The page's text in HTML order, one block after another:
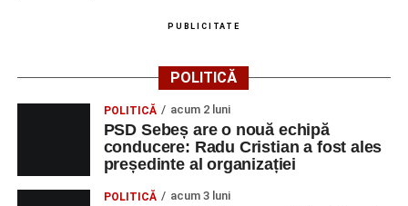
PUBLICITATE
POLITICĂ
POLITICĂ acum 2 luni
PSD Sebeș are o nouă echipă
conducere: Radu Cristian a fost ales
președinte al organizației
POLITICĂ acum 3 luni